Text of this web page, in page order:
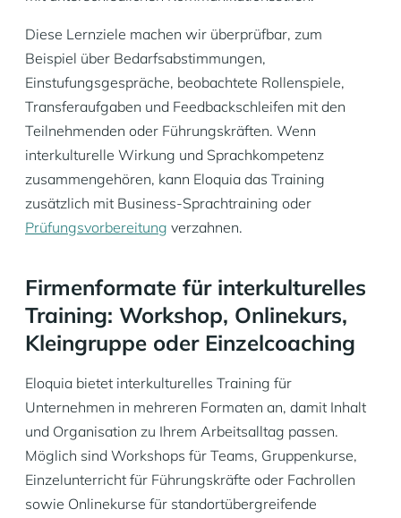
Diese Lernziele machen wir überprüfbar, zum
Beispiel über Bedarfsabstimmungen,
Einstufungsgespräche, beobachtete Rollenspiele,
Transferaufgaben und Feedbackschleifen mit den
Teilnehmenden oder Führungskräften. Wenn
interkulturelle Wirkung und Sprachkompetenz
zusammengehören, kann Eloquia das Training
zusätzlich mit Business-Sprachtraining oder
Prüfungsvorbereitung verzahnen.
Firmenformate für interkulturelles
Training: Workshop, Onlinekurs,
Kleingruppe oder Einzelcoaching
Eloquia bietet interkulturelles Training für
Unternehmen in mehreren Formaten an, damit Inhalt
und Organisation zu Ihrem Arbeitsalltag passen.
Möglich sind Workshops für Teams, Gruppenkurse,
Einzelunterricht für Führungskräfte oder Fachrollen
sowie Onlinekurse für standortübergreifende